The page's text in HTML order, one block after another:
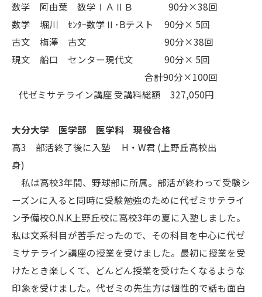
数学 阿由葉 数学ⅠＡⅡＢ 90分×38回
数学 堀川 ｾﾝﾀｰ数学Ⅱ･Bテスト 90分× 5回
古文 梅澤 古文 90分×38回
現文 船口 センター現代文 90分× 5回
合計90分×100回
代ゼミサテライン講座 受講料総額 327,050円
大分大学 医学部 医学科 現役合格
高3 部活終了後に入塾 H・W君 (上野丘高校出
身)
私は高校3年間、野球部に所属。部活が終わって受験シ
ーズンに入ると同時に受験勉強のために代ゼミサテライ
ン予備校O.N.K上野丘校に高校3年の夏に入塾しました。
私は文系科目が苦手だったので、その科目を中心に代ゼ
ミサテライン講座の授業を受けました。最初に授業を受
けたとき楽しくて、どんどん授業を受けたくなるような
印象を受けました。代ゼミの先生方は個性的で話も面白